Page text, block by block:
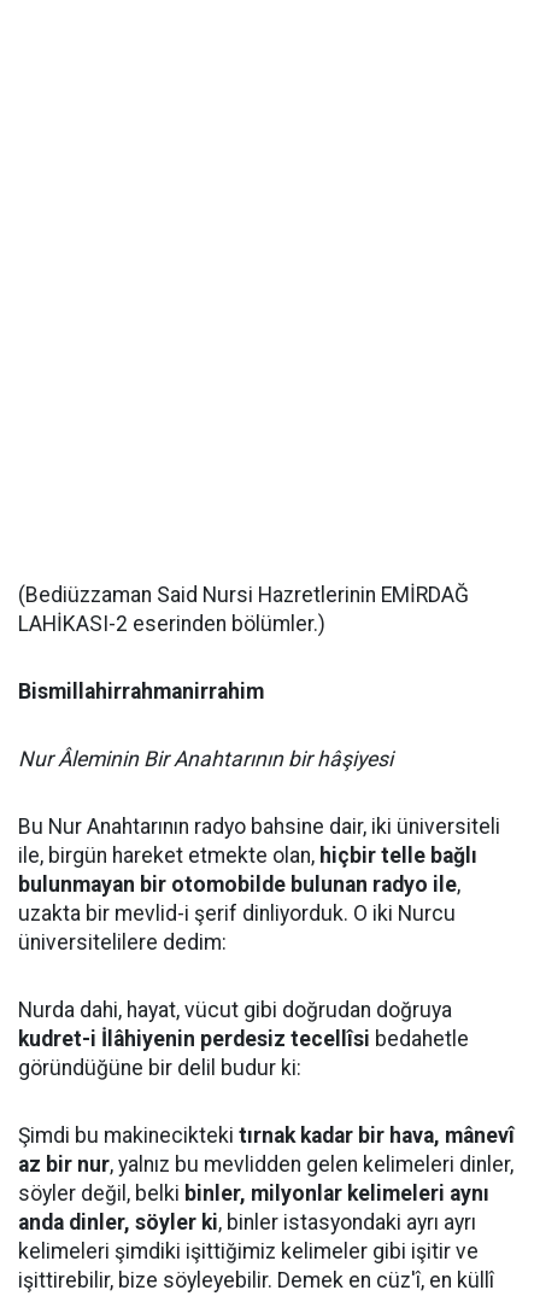
(Bediüzzaman Said Nursi Hazretlerinin EMİRDAĞ
LAHİKASI-2 eserinden bölümler.)
Bismillahirrahmanirrahim
Nur Âleminin Bir Anahtarının bir hâşiyesi
Bu Nur Anahtarının radyo bahsine dair, iki üniversiteli
ile, birgün hareket etmekte olan, hiçbir telle bağlı
bulunmayan bir otomobilde bulunan radyo ile,
uzakta bir mevlid-i şerif dinliyorduk. O iki Nurcu
üniversitelilere dedim:
Nurda dahi, hayat, vücut gibi doğrudan doğruya
kudret-i İlâhiyenin perdesiz tecellîsi bedahetle
göründüğüne bir delil budur ki:
Şimdi bu makinecikteki tırnak kadar bir hava, mânevî
az bir nur, yalnız bu mevlidden gelen kelimeleri dinler,
söyler değil, belki binler, milyonlar kelimeleri aynı
anda dinler, söyler ki, binler istasyondaki ayrı ayrı
kelimeleri şimdiki işittiğimiz kelimeler gibi işitir ve
işittirebilir, bize söyleyebilir. Demek en cüz'î, en küllî